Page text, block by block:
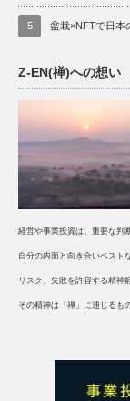
5 盆栽×NFTで日本
Z-EN(禅)への想い
経営や事業投資は、重要な判
自分の内面と向き合いベスト
リスク、失敗を許容する精神
その精神は「禅」に通じるも